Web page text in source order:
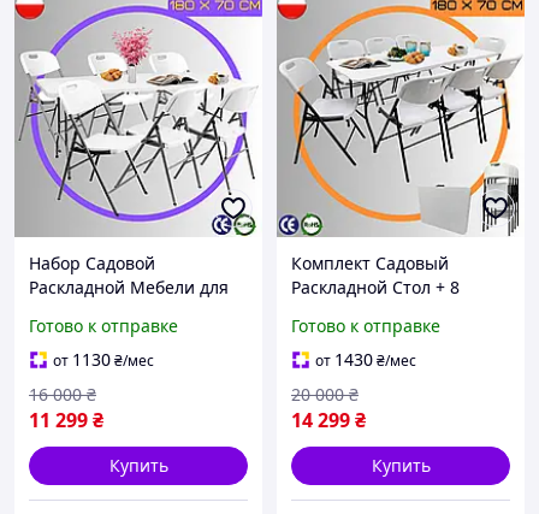
Набор Садовой
Раскладной Мебели для
Стульев Уличный
Складной Комплект
Kontrast Party 6
Готово к отправке
от 1130₴/мес
11 299₴
16 000 ₴
Купить
Комплект Садовый
Раскладной Стол + 8
Складной Уличный Набор
для Кейтеринга
Готово к отправке
от 1430₴/мес
14 299₴
20 000 ₴
Купить